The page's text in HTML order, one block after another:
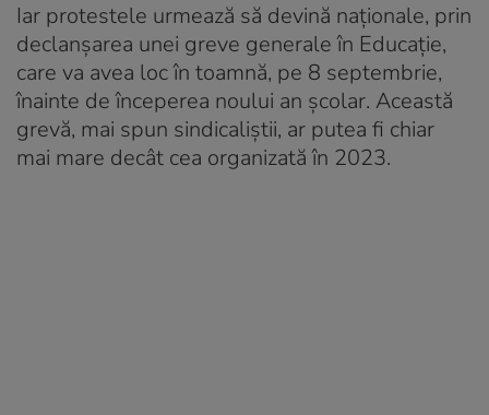
Iar protestele urmează să devină naționale, prin
declanșarea unei greve generale în Educație,
care va avea loc în toamnă, pe 8 septembrie,
înainte de începerea noului an școlar. Această
grevă, mai spun sindicaliștii, ar putea fi chiar
mai mare decât cea organizată în 2023.